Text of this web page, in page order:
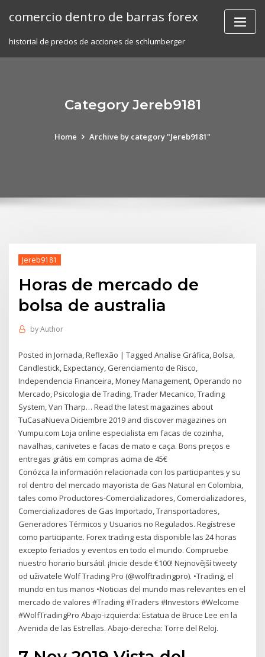
comercio dentro de barras forex
historial de precios de acciones de schlumberger
Category Jereb9181
Home Archive by category "Jereb9181"
Jereb9181
Horas de mercado de
bolsa de australia
byAuthor
Posted in Jornada, Reflexão | Tagged Analise Gráfica, Bolsa,
Candlestick, Expectancy, Gerenciamento de Risco,
Independencia Financeira, Money Management, Operando no
Mercado, Psicologia de Trading, Trader Mecanico, Trading
System, Van Tharp… Read the latest magazines about
TuCasaNueva Diciembre 2019 and discover magazines on
Yumpu.com Loja online especialista em facas de cozinha,
navalhas, canivetes e facas de mato e caça. Bons preços e
entregas grátis em compras acima de 45€
Conózca la información relacionada con los participantes y su
rol dentro del mercado mayorista de Gas Natural en Colombia,
tales como Productores-Comercializadores, Comercializadores,
Comercializadores de Gas Importado, Transportadores,
Generadores Térmicos y Usuarios no Regulados. Regístrese
como participante. Forex trading esta disponible las 24 horas
excepto feriados y eventos en todo el mundo. Compruebe
nuestro horario bursátil. ¡Inicie desde €100! Nejnovější tweety
od uživatele Wolf Trading Pro (@wolftradingpro). •Trading, el
mundo en tus manos •Noticias del mundo mas relevantes en el
mercado de valores #Trading #Traders #Investors #Welcome
#WolfTradingPro Abajo-izquierda: Estatua de Bruce Lee en la
Avenida de las Estrellas. Abajo-derecha: Torre del Reloj.